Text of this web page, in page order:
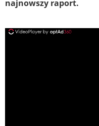
najnowszy raport.